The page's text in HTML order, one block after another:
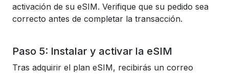
activación de su eSIM. Verifique que su pedido sea
correcto antes de completar la transacción.
Paso 5: Instalar y activar la eSIM
Tras adquirir el plan eSIM, recibirás un correo